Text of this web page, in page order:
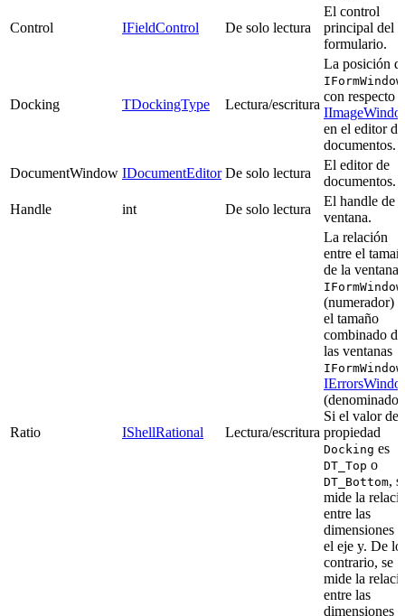
Control IFieldControl De solo lectura
El control
principal del
formulario.
Docking TDockingType Lectura/escritura
La posición
IFormWindow
con respecto a
en el editor de
documentos.
DocumentWindow IDocumentEditor De solo lectura
El editor de
documentos.
Handle
int De solo lectura
El handle de
ventana.
Ratio IShellRational Lectura/escritura
La relación
entre el
de la ventana
IFormWindow
(numerador) y
el tamaño
combinado de
las ventanas
IFormWindow
Si el valor de
propiedad
Docking es
DT_Top o
DT_Bottom,
mide la
entre las
dimensiones
el eje y. De lo
contrario, se
mide la
entre las
dimensiones